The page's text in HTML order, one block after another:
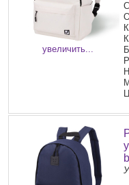
увеличить...